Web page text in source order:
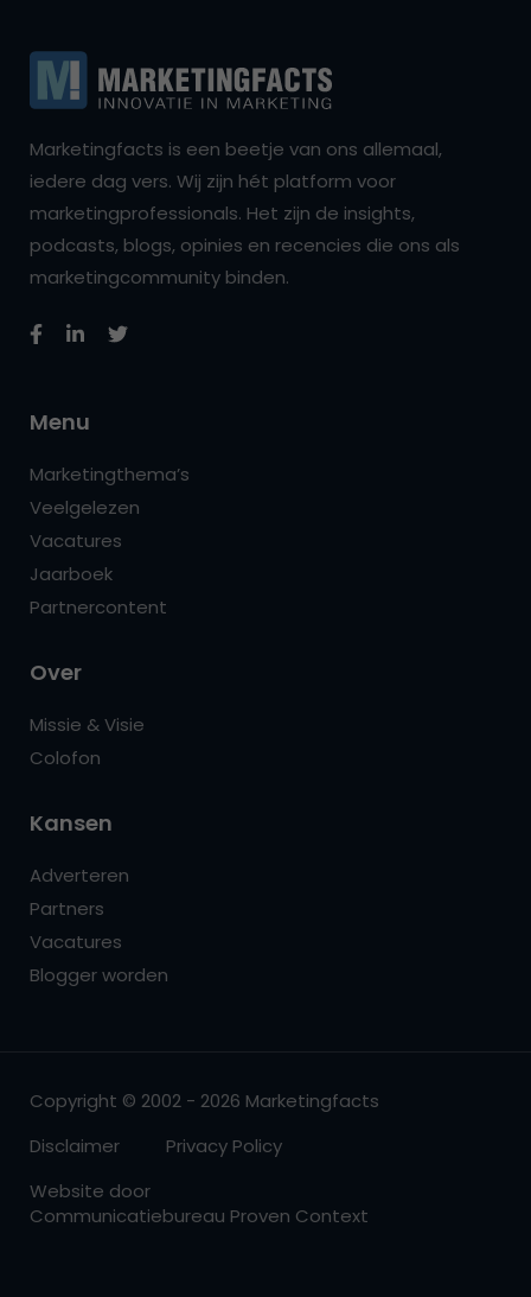
Marketingfacts is een beetje van ons allemaal,
iedere dag vers. Wij zijn hét platform voor
marketingprofessionals. Het zijn de insights,
podcasts, blogs, opinies en recencies die ons als
marketingcommunity binden.
Menu
Marketingthema’s
Veelgelezen
Vacatures
Jaarboek
Partnercontent
Over
Missie & Visie
Colofon
Kansen
Adverteren
Partners
Vacatures
Blogger worden
Copyright © 2002 - 2026 Marketingfacts
Disclaimer
Privacy Policy
Website door
Communicatiebureau Proven Context